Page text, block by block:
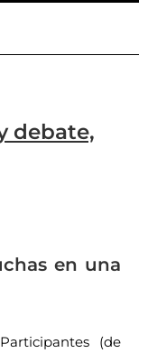
debate,
en una
Participantes (de